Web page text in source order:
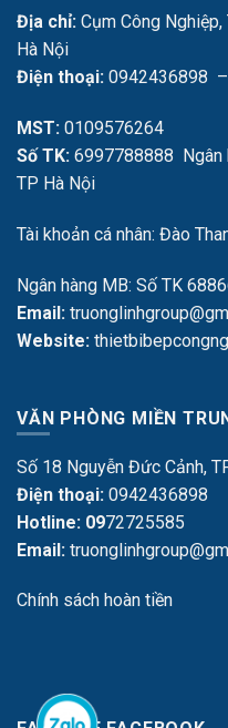
Địa chỉ: Cụm Công
Hà Nội
Điện thoại: 0942436898
MST: 0109576264
Số TK: 6997788888 Ngân
TP Hà Nội
Tài khoản cá nhân: Đào
Ngân hàng MB: Số TK
Email:
Website:
VĂN PHÒNG MIỀN
Số 18 Nguyễn Đức Cảnh,
Điện thoại: 0942436898
Hotline: 0972725585
Email:
Chính sách hoàn tiền